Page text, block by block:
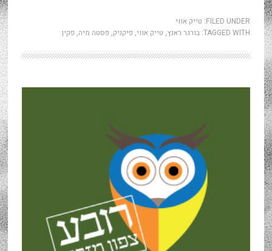
FILED UNDER: טייק אווי
TAGGED WITH: בורגר ראנץ, טייק אווי, פיקניק, פסטה מיה, פקין